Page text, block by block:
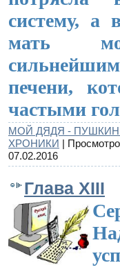
систему, а
мать
печени,
частыми
МОЙ ДЯДЯ -
ХРОНИКИ |
07.02.2016
Глава XIII